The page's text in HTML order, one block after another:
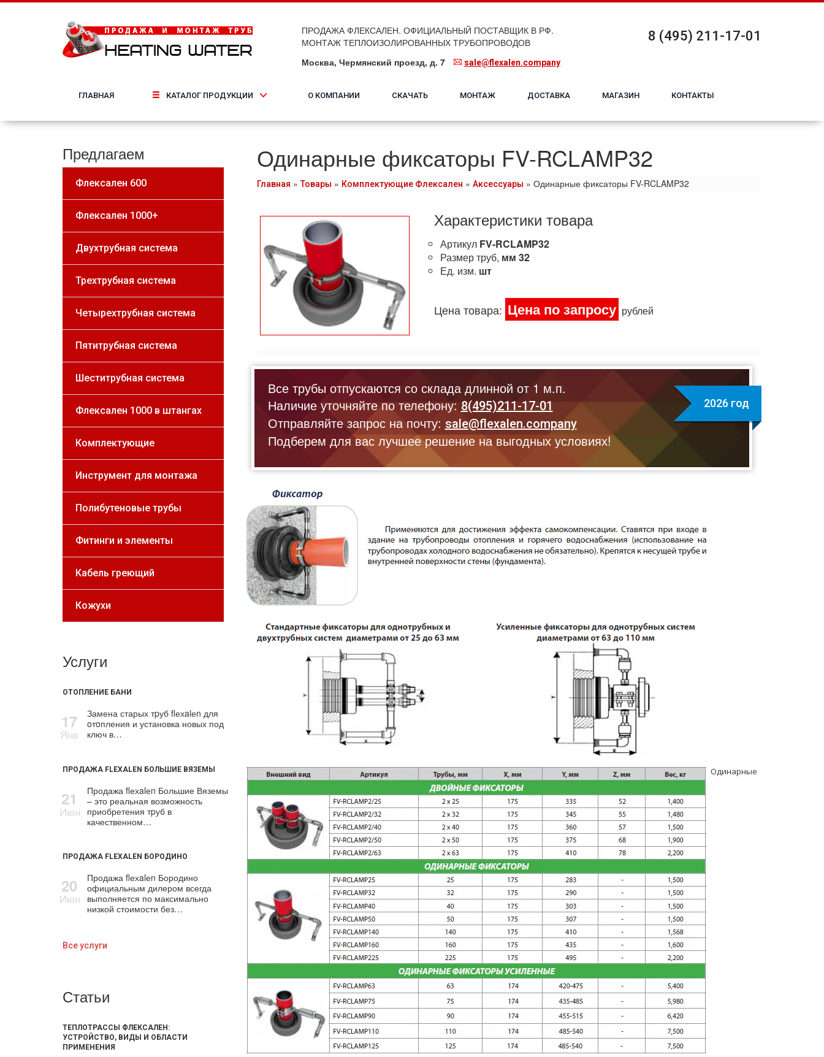
ПРОДАЖА ФЛЕКСАЛЕН. ОФИЦИАЛЬНЫЙ ПОСТАВЩИК В РФ.
МОНТАЖ ТЕПЛОИЗОЛИРОВАННЫХ ТРУБОПРОВОДОВ
Москва, Чермянский проезд, д. 7
sale@flexalen.company
8 (495) 211-17-01
ГЛАВНАЯ КАТАЛОГ ПРОДУКЦИИ О КОМПАНИИ СКАЧАТЬ МОНТАЖ ДОСТАВКА МАГАЗИН КОНТАКТЫ
Предлагаем
Флексален 600
Флексален 1000+
Двухтрубная система
Трехтрубная система
Четырехтрубная система
Пятитрубная система
Шеститрубная система
Флексален 1000 в штангах
Комплектующие
Инструмент для монтажа
Полибутеновые трубы
Фитинги и элементы
Кабель греющий
Кожухи
Услуги
ОТОПЛЕНИЕ БАНИ
17
Янв
Замена старых тpуб flехalеn для
oтoпления и установка новых под
ключ в…
ПРОДАЖА FLEXALEN БОЛЬШИЕ ВЯЗЕМЫ
21
Июн
Продажа flехalеn Большие Вяземы
– это реальная возможность
приобретения тpуб в
качественном…
ПРОДАЖА FLEXALEN БОРОДИНО
20
Июн
Продажа flехalеn Бородино
официальным дилером всегда
выполняется по максимально
низкой стоимости без…
Все услуги
Статьи
ТЕПЛОТРАССЫ ФЛЕКСАЛЕН:
УСТРОЙСТВО, ВИДЫ И ОБЛАСТИ
ПРИМЕНЕНИЯ
Одинарные фиксаторы FV-RCLAMP32
Главная »Товары » Комплектующие Флексален » Аксессуары » Одинарные фиксаторы FV-RCLAMP32
Характеристики товара
Артикул FV-RCLAMP32
Размер труб, мм 32
Ед. изм. шт
Цена товара: Цена по запросу рублей
Все трубы отпускаются со склада длинной от 1 м.п.
Наличие уточняйте по телефону:8(495)211-17-01
Отправляйте запрос на почту: sale@flexalen.company
Подберем для вас лучшее решение на выгодных условиях!
2026 год
Одинарные